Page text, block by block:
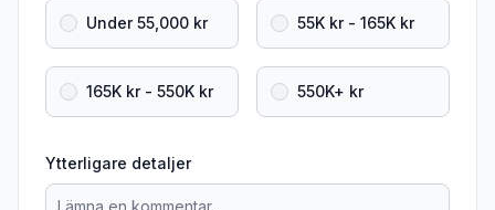
Under 55,000 kr 55K kr - 165K kr
165K kr - 550K kr 550K+ kr
Ytterligare detaljer